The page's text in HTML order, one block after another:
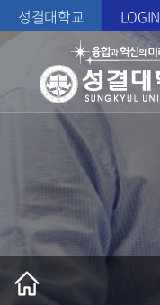
성결대학교 LOGIN